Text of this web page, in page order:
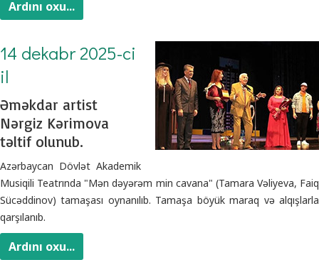
Ardını oxu...
14 dekabr 2025-ci
il
Əməkdar artist
Nərgiz Kərimova
təltif olunub.
Azərbaycan Dövlət Akademik
Musiqili Teatrında "Mən dəyərəm min cavana" (Tamara Vəliyeva, Faiq
Sücəddinov) tamaşası oynanılıb. Tamaşa böyük maraq və alqışlarla
qarşılanıb.
Ardını oxu...